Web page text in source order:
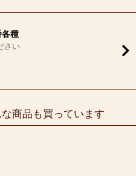
各種
さい
商品も買っています